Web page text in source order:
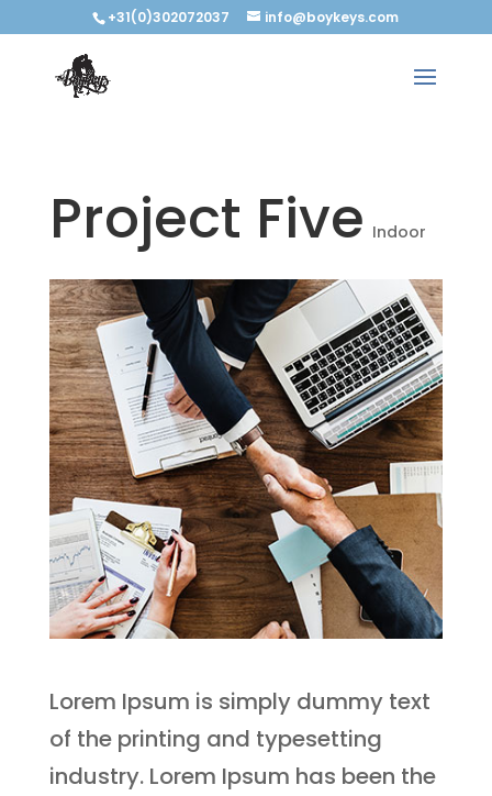
+31(0)302072037 info@boykeys.com
Project Five Indoor
Lorem Ipsum is simply dummy text
of the printing and typesetting
industry. Lorem Ipsum has been the